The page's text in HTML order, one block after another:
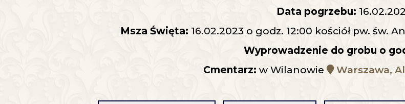
Data pogrzebu:
Msza Święta: 16.02.2023 o godz. 12:00 kościół pw. św.
Wyprowadzenie do grobu o
Cmentarz: w Wilanowie Warszawa,